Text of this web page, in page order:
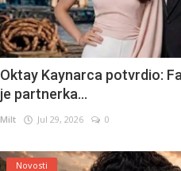
Oktay Kaynarca potvrdio:
je partnerka...
Milt Jul 29, 2026 0
Novosti